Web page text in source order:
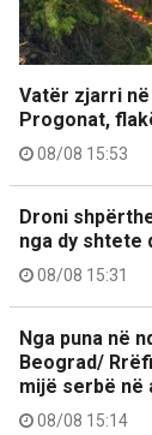
Vatër zjarri
Progonat,
08/08 15:53
Droni
nga dy shtete
08/08 15:31
Nga puna në
Beograd/
mijë serbë në
08/08 15:14